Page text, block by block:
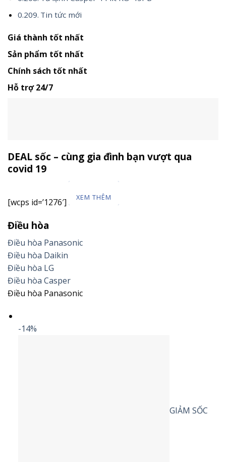
Tin tức mới
Giá thành tốt nhất
Sản phẩm tốt nhất
Chính sách tốt nhất
Hỗ trợ 24/7
DEAL sốc – cùng gia đình bạn vượt qua
covid 19
[wcps id=’1276′] XEM THÊM
Điều hòa
Điều hòa Panasonic
Điều hòa Daikin
Điều hòa LG
Điều hòa Casper
Điều hòa Panasonic
-14%
GIẢM SỐC